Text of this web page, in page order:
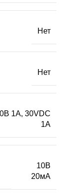
Нет
Нет
1А, 30VDC
1А
10В
20мА